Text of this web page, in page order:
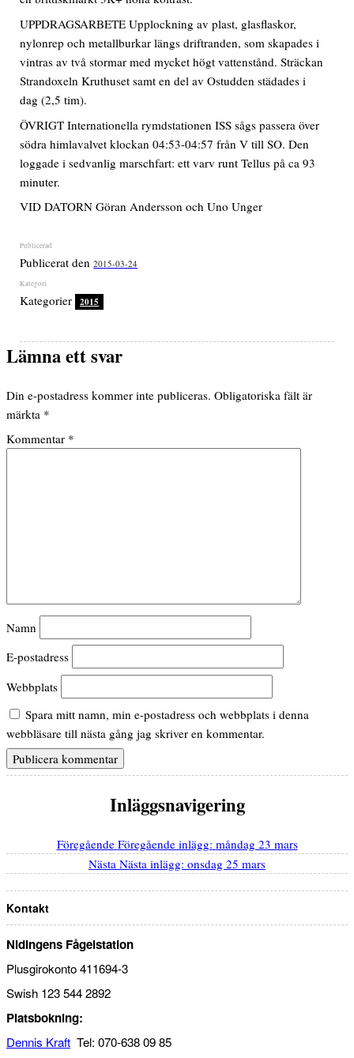
UPPDRAGSARBETE Upplockning av plast, glasflaskor,
nylonrep och metallburkar längs driftranden, som skapades i
vintras av två stormar med mycket högt vattenstånd. Sträckan
Strandoxeln Kruthuset samt en del av Ostudden städades i
dag (2,5 tim).
ÖVRIGT Internationella rymdstationen ISS sågs passera över
södra himlavalvet klockan 04:53-04:57 från V till SO. Den
loggade i sedvanlig marschfart: ett varv runt Tellus på ca 93
minuter.
VID DATORN Göran Andersson och Uno Unger
Publicerat den2015-03-24
Kategorier 2015
Lämna ett svar
Din e-postadress kommer inte publiceras. Obligatoriska fält är
märkta *
Kommentar *
Namn
E-postadress
Webbplats
Spara mitt namn, min e-postadress och webbplats i denna
webbläsare till nästa gång jag skriver en kommentar.
Inläggsnavigering
Föregående Föregående inlägg: måndag 23 mars
Nästa Nästa inlägg: onsdag 25 mars
Kontakt
Nidingens Fågelstation
Plusgirokonto 411694-3
Swish 123 544 2892
Platsbokning:
Dennis Kraft Tel: 070-638 09 85